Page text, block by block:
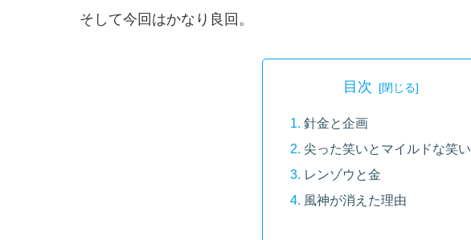
そして今回はかなり良回。
目次
針金と企画
尖った笑いとマイルドな笑い
レンゾウと金
風神が消えた理由